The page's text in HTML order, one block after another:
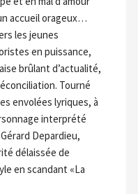
accueil orageux…
les jeunes
en puissance,
brûlant d’actualité,
Tourné
envolées lyriques, à
interprété
Depardieu,
délaissée de
en scandant «La